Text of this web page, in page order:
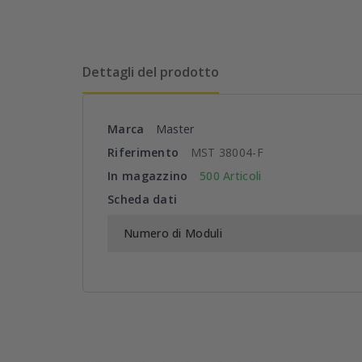
Dettagli del prodotto
Marca
Master
Riferimento
MST 38004-F
In magazzino
500 Articoli
Scheda dati
Numero di Moduli